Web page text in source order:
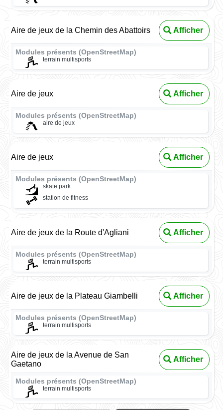
Aire de jeux de la Chemin des Abattoirs Afficher
Modules présents (OpenStreetMap)
terrain multisports
Aire de jeux Afficher
Modules présents (OpenStreetMap)
aire de jeux
Aire de jeux Afficher
Modules présents (OpenStreetMap)
skate park
station de fitness
Aire de jeux de la Route d'Agliani Afficher
Modules présents (OpenStreetMap)
terrain multisports
Aire de jeux de la Plateau Giambelli Afficher
Modules présents (OpenStreetMap)
terrain multisports
Aire de jeux de la Avenue de San
Gaetano
Afficher
Modules présents (OpenStreetMap)
terrain multisports